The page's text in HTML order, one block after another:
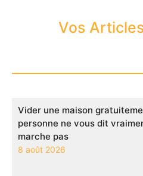
Vos
Vider une maison
personne ne vous dit
marche pas
8 août 2026